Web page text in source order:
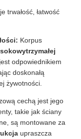
trwałość, łatwość
Korpus
jest odpowiednikiem
doskonałą
żywotności.
cechą jest jego
takie jak ściany
są montowane za
upraszcza